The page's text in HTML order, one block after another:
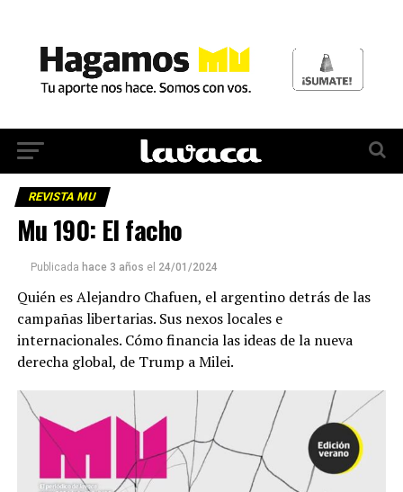
REVISTA MU
Mu 190: El facho
Publicada hace 3 años el 24/01/2024
Quién es Alejandro Chafuen, el argentino detrás de las
campañas libertarias. Sus nexos locales e
internacionales. Cómo financia las ideas de la nueva
derecha global, de Trump a Milei.